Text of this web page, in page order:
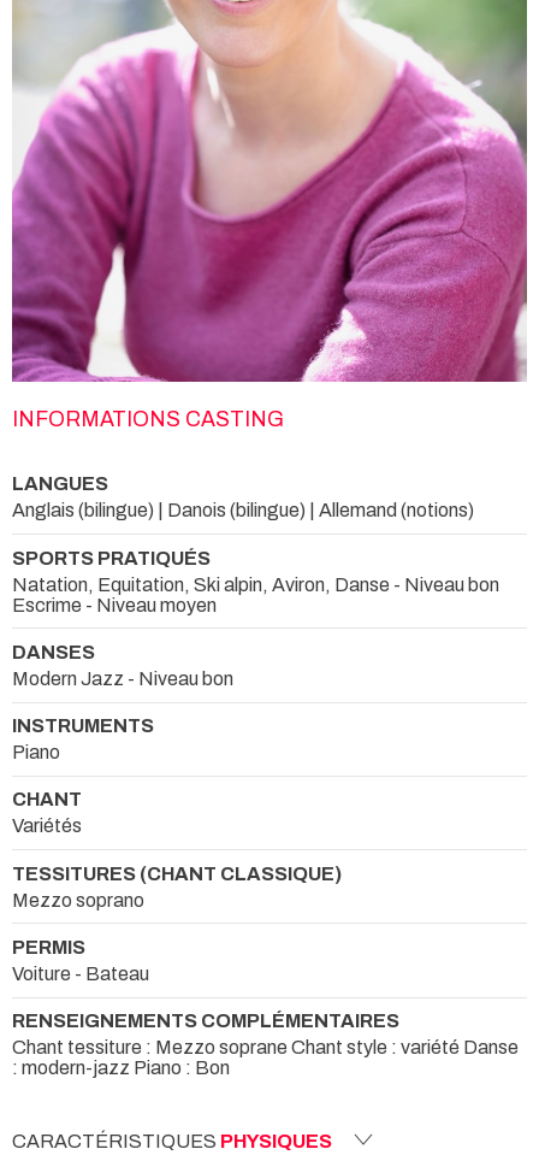
INFORMATIONS CASTING
LANGUES
Anglais (bilingue) | Danois (bilingue) | Allemand (notions)
SPORTS PRATIQUÉS
Natation, Equitation, Ski alpin, Aviron, Danse - Niveau bon
Escrime - Niveau moyen
DANSES
Modern Jazz - Niveau bon
INSTRUMENTS
Piano
CHANT
Variétés
TESSITURES (CHANT CLASSIQUE)
Mezzo soprano
PERMIS
Voiture - Bateau
RENSEIGNEMENTS COMPLÉMENTAIRES
Chant tessiture : Mezzo soprane Chant style : variété Danse
: modern-jazz Piano : Bon
CARACTÉRISTIQUES PHYSIQUES